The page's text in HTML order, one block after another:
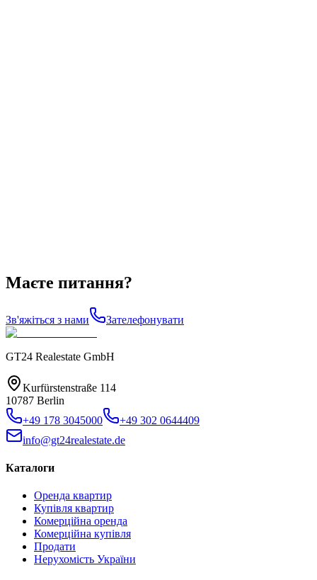
Маєте питання?
Зв'яжіться з нами Зателефонувати
GT24 Realestate GmbH
Kurfürstenstraße 114
10787 Berlin
+49 178 3045000
+49 302 0644409
info@gt24realestate.de
Каталоги
Оренда квартир
Купівля квартир
Комерційна оренда
Комерційна купівля
Продати
Нерухомість України